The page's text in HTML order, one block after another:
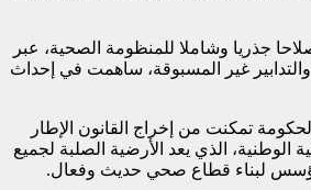
جذريا وشاملا للمنظومة الصحية، عبر
غير المسبوقة، ساهمت في إحداث
تمكنت من إخراج القانون الإطار
الوطنية، الذي يعد الأرضية الصلبة لجميع
تؤسس لبناء قطاع صحي حديث وفعال.